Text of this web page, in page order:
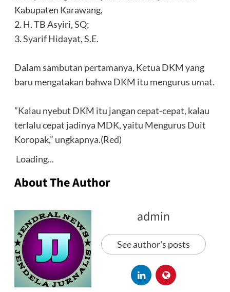
‎Kabupaten Karawang,
‎2. H. TB Asyiri, SQ;
‎3. Syarif Hidayat, S.E.
‎Dalam sambutan pertamanya, Ketua DKM yang
baru mengatakan bahwa DKM itu mengurus umat.
‎”Kalau nyebut DKM itu jangan cepat-cepat, kalau
terlalu cepat jadinya MDK, yaitu Mengurus Duit
Koropak,” ungkapnya.(Red)
Loading...
About The Author
admin
See author's posts